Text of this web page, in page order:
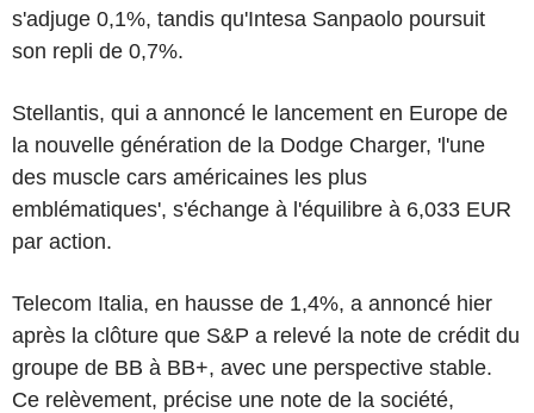
s'adjuge 0,1%, tandis qu'Intesa Sanpaolo poursuit
son repli de 0,7%.
Stellantis, qui a annoncé le lancement en Europe de
la nouvelle génération de la Dodge Charger, 'l'une
des muscle cars américaines les plus
emblématiques', s'échange à l'équilibre à 6,033 EUR
par action.
Telecom Italia, en hausse de 1,4%, a annoncé hier
après la clôture que S&P a relevé la note de crédit du
groupe de BB à BB+, avec une perspective stable.
Ce relèvement, précise une note de la société,